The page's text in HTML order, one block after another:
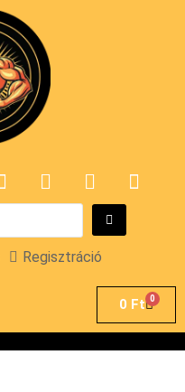
Regisztráció
0 Ft 0